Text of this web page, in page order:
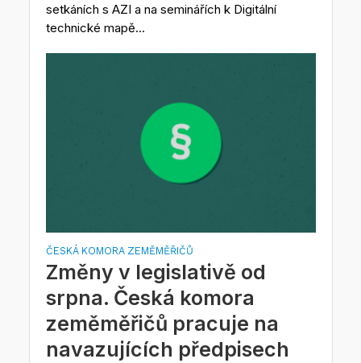
setkáních s AZI a na seminářích k Digitální
technické mapě...
ČESKÁ KOMORA ZEMĚMĚŘIČŮ
Změny v legislativě od
srpna. Česká komora
zeměměřičů pracuje na
navazujících předpisech